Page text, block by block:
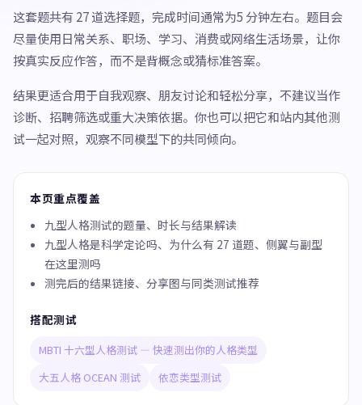
这套题共有 27 道选择题，完成时间通常为5 分钟左右。题目会
尽量使用日常关系、职场、学习、消费或网络生活场景，让你
按真实反应作答，而不是背概念或猜标准答案。
结果更适合用于自我观察、朋友讨论和轻松分享，不建议当作
诊断、招聘筛选或重大决策依据。你也可以把它和站内其他测
试一起对照，观察不同模型下的共同倾向。
本页重点覆盖
九型人格测试的题量、时长与结果解读
九型人格是科学定论吗、为什么有 27 道题、侧翼与副型
在这里测吗
测完后的结果链接、分享图与同类测试推荐
搭配测试
MBTI 十六型人格测试 — 快速测出你的人格类型
大五人格 OCEAN 测试
依恋类型测试